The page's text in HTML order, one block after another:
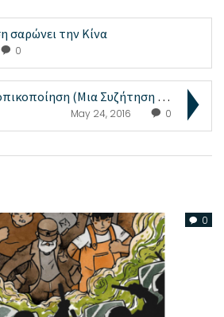
σαρώνει την Κίνα
0
Αποανάπτυξη-Τοπικοποίηση (Μια Συζήτηση Με Τον Γ. Μ...
May 24, 2016 0
0